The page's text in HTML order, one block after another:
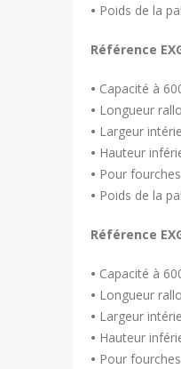
• Poids de la
Référence
• Capacité à
• Longueur
• Largeur
• Hauteur
• Pour
• Poids de la
Référence
• Capacité à
• Longueur
• Largeur
• Hauteur
• Pour